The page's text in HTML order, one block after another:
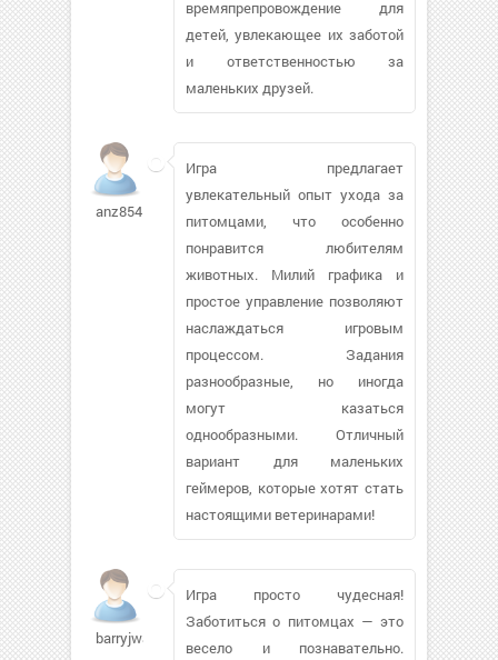
времяпрепровождение для
детей, увлекающее их заботой
и ответственностью за
маленьких друзей.
anz854
Игра предлагает
увлекательный опыт ухода за
питомцами, что особенно
понравится любителям
животных. Милий графика и
простое управление позволяют
наслаждаться игровым
процессом. Задания
разнообразные, но иногда
могут казаться
однообразными. Отличный
вариант для маленьких
геймеров, которые хотят стать
настоящими ветеринарами!
barryjwall
Игра просто чудесная!
Заботиться о питомцах — это
весело и познавательно.